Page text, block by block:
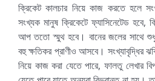
ক্রিকেট কালচার নিয়ে কাজ করতে হলে
সংখ্যক মানুষ ক্রিকেটে ফ্যাসিনেটেড হবে,
আপ ততো স্মুথ হবে। বানের জলের সাথে
বহু ক্ষতিকর প্রাণীও আসবে। সংখ্যাবৃদ্ধির
নিয়ে কাজ করা যেতে পারে, ফালতু লেখার